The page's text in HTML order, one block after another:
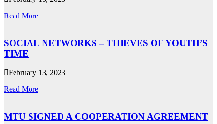
Read More
SOCIAL NETWORKS – THIEVES OF YOUTH’S
TIME
February 13, 2023
Read More
MTU SIGNED A COOPERATION AGREEMENT